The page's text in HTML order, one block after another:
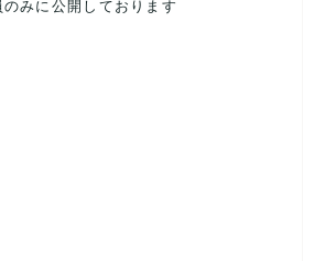
みに公開しております